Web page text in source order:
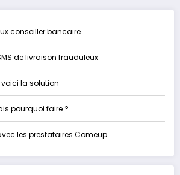
conseiller bancaire
de livraison frauduleux
la solution
pourquoi faire ?
les prestataires Comeup